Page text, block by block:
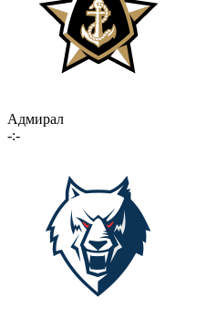
Адмирал
-:-